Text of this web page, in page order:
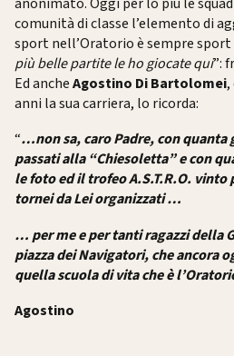
comunità di classe l’elemento di
sport nell’Oratorio è sempre sport
più belle partite le ho giocate qui”:
Ed ancheAgostino Di Bartolomei
anni la sua carriera, lo ricorda:
“…non sa, caro Padre, con
passati alla “Chiesoletta” e con
le foto ed il trofeo A.S.T.R.O.
tornei da Lei organizzati …
… per me e per tanti ragazzi della
piazza dei Navigatori, che ancora
quella scuola di vita che è
Agostino